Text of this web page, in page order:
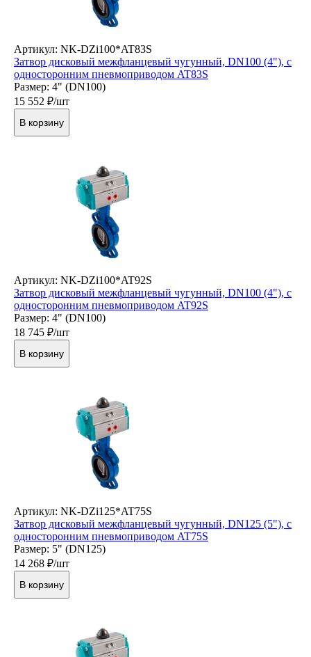
Артикул: NK-DZi100*AT83S
Затвор дисковый межфланцевый чугунный, DN100 (4"), с
односторонним пневмоприводом AT83S
Размер: 4" (DN100)
15 552 ₽/шт
В корзину
Артикул: NK-DZi100*AT92S
Затвор дисковый межфланцевый чугунный, DN100 (4"), с
односторонним пневмоприводом AT92S
Размер: 4" (DN100)
18 745 ₽/шт
В корзину
Артикул: NK-DZi125*AT75S
Затвор дисковый межфланцевый чугунный, DN125 (5"), с
односторонним пневмоприводом AT75S
Размер: 5" (DN125)
14 268 ₽/шт
В корзину